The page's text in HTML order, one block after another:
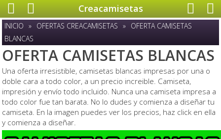
Creacamisetas
INICIO » OFERTAS CREACAMISETAS » OFERTA CAMISETAS
BLANCAS
OFERTA CAMISETAS BLANCAS
Una oferta irresistible, camisetas blancas impresas por una o
doble cara a todo color, a un precio increible. Camiseta,
impresión y envío todo incluido. Nunca una camiseta impresa a
todo color fue tan barata. No lo dudes y comienza a diseñar tu
camiseta. En la imagen puedes ver los precios, haz click en ella
y comienza a diseñar.